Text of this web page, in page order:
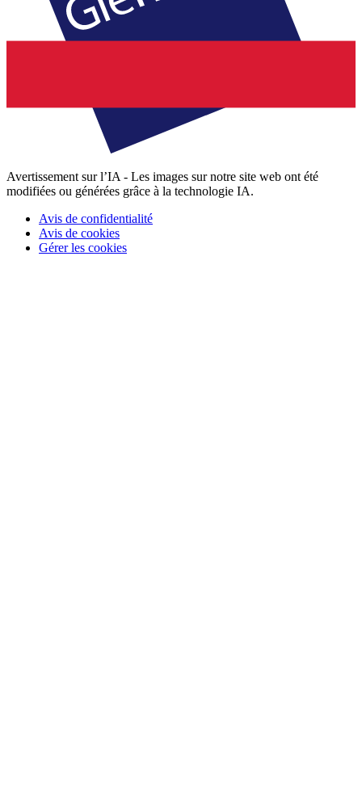
Avertissement sur l’IA - Les images sur notre site web ont été
modifiées ou générées grâce à la technologie IA.
Avis de confidentialité
Avis de cookies
Gérer les cookies